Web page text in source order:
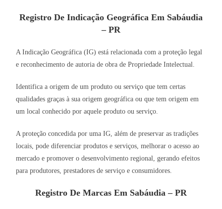
Registro De Indicação Geográfica Em Sabáudia
– PR
A Indicação Geográfica (IG) está relacionada com a proteção legal
e reconhecimento de autoria de obra de Propriedade Intelectual.
Identifica a origem de um produto ou serviço que tem certas
qualidades graças à sua origem geográfica ou que tem origem em
um local conhecido por aquele produto ou serviço.
A proteção concedida por uma IG, além de preservar as tradições
locais, pode diferenciar produtos e serviços, melhorar o acesso ao
mercado e promover o desenvolvimento regional, gerando efeitos
para produtores, prestadores de serviço e consumidores.
Registro De Marcas Em Sabáudia – PR